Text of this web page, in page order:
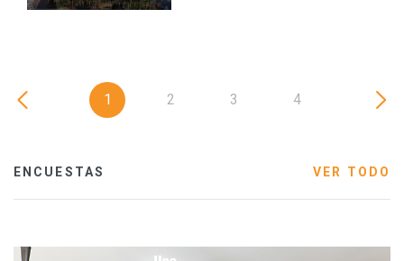
1 2 3 4
ENCUESTAS VER TODO